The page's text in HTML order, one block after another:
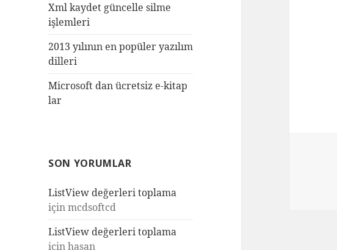
Xml kaydet güncelle silme
işlemleri
2013 yılının en popüler yazılım
dilleri
Microsoft dan ücretsiz e-kitap
lar
SON YORUMLAR
ListView değerleri toplama
içinmcdsoftcd
ListView değerleri toplama
içinhasan